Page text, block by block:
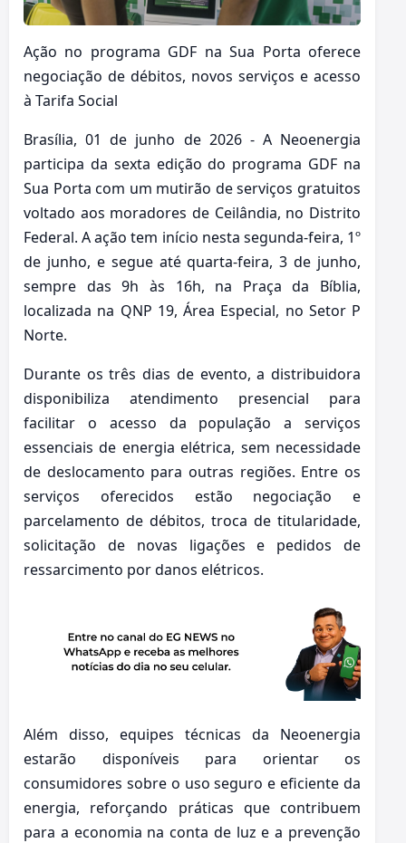
Ação no programa GDF na Sua Porta oferece
negociação de débitos, novos serviços e acesso
à Tarifa Social
Brasília, 01 de junho de 2026 - A Neoenergia
participa da sexta edição do programa GDF na
Sua Porta com um mutirão de serviços gratuitos
voltado aos moradores de Ceilândia, no Distrito
Federal. A ação tem início nesta segunda-feira, 1º
de junho, e segue até quarta-feira, 3 de junho,
sempre das 9h às 16h, na Praça da Bíblia,
localizada na QNP 19, Área Especial, no Setor P
Norte.
Durante os três dias de evento, a distribuidora
disponibiliza atendimento presencial para
facilitar o acesso da população a serviços
essenciais de energia elétrica, sem necessidade
de deslocamento para outras regiões. Entre os
serviços oferecidos estão negociação e
parcelamento de débitos, troca de titularidade,
solicitação de novas ligações e pedidos de
ressarcimento por danos elétricos.
Além disso, equipes técnicas da Neoenergia
estarão disponíveis para orientar os
consumidores sobre o uso seguro e eficiente da
energia, reforçando práticas que contribuem
para a economia na conta de luz e a prevenção